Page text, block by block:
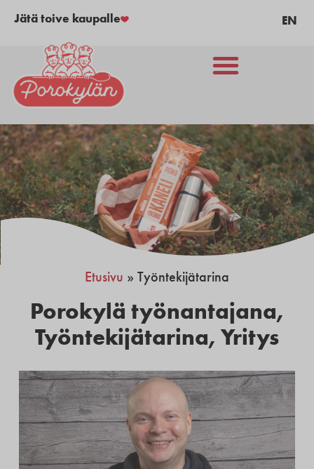
Jätä toive kaupalle EN
Etusivu » Työntekijätarina
Porokylä työnantajana,
Työntekijätarina, Yritys